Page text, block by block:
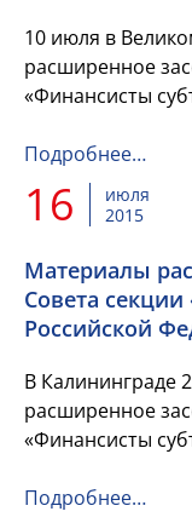
10 июля в
расширенное
«Финансисты
России».
Подробнее…
16
июля
2015
Материалы
Совета
Российской
В Калининграде
расширенное
«Финансисты
материалы
Подробнее…